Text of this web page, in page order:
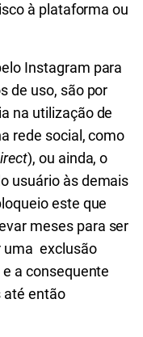
à plataforma ou
Instagram para
de uso, são por
na utilização de
rede social, como
), ou ainda, o
usuário às demais
este que
meses para ser
uma exclusão
a consequente
até então